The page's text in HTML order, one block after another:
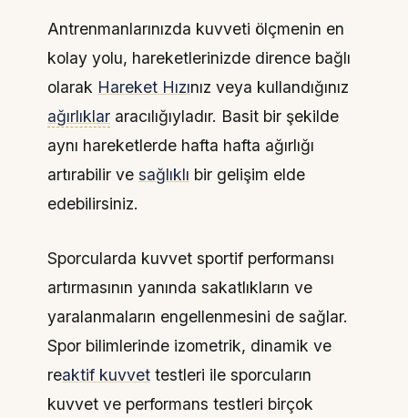
Antrenmanlarınızda kuvveti ölçmenin en
kolay yolu, hareketlerinizde dirence bağlı
olarak Hareket Hızınız veya kullandığınız
ağırlıklar aracılığıyladır. Basit bir şekilde
aynı hareketlerde hafta hafta ağırlığı
artırabilir ve sağlıklı bir gelişim elde
edebilirsiniz.
Sporcularda kuvvet sportif performansı
artırmasının yanında sakatlıkların ve
yaralanmaların engellenmesini de sağlar.
Spor bilimlerinde izometrik, dinamik ve
reaktif kuvvet testleri ile sporcuların
kuvvet ve performans testleri birçok